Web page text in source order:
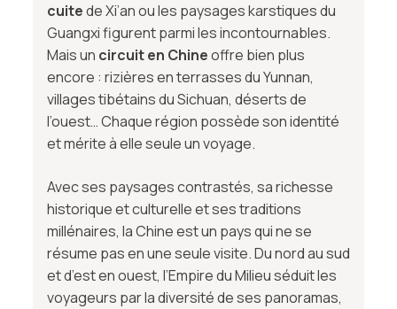
cuitede Xi’an ou les paysages karstiques du
Guangxi figurent parmi les incontournables.
Mais un circuit en Chineoffre bien plus
encore : rizières en terrasses du Yunnan,
villages tibétains du Sichuan, déserts de
l’ouest… Chaque région possède son identité
et mérite à elle seule un voyage.
Avec ses paysages contrastés, sa richesse
historique et culturelle et ses traditions
millénaires, la Chine est un pays qui ne se
résume pas en une seule visite. Du nord au sud
et d’est en ouest, l’Empire du Milieu séduit les
voyageurs par la diversité de ses panoramas,